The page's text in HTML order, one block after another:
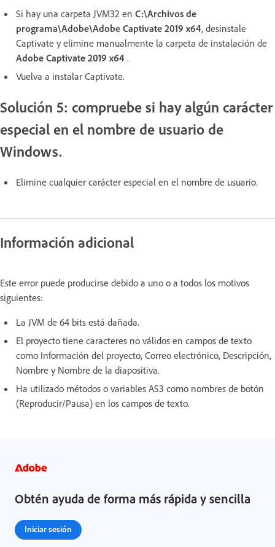
Si hay una carpeta JVM32 en C:\Archivos de
programa\Adobe\Adobe Captivate 2019 x64, desinstale
Captivate y elimine manualmente la carpeta de instalación de
Adobe Captivate 2019 x64 .
Vuelva a instalar Captivate.
Solución 5: compruebe si hay algún carácter
especial en el nombre de usuario de
Windows.
Elimine cualquier carácter especial en el nombre de usuario.
Información adicional
Este error puede producirse debido a uno o a todos los motivos
siguientes:
La JVM de 64 bits está dañada.
El proyecto tiene caracteres no válidos en campos de texto
como Información del proyecto, Correo electrónico, Descripción,
Nombre y Nombre de la diapositiva.
Ha utilizado métodos o variables AS3 como nombres de botón
(Reproducir/Pausa) en los campos de texto.
Obtén ayuda de forma más rápida y sencilla
Iniciar sesión